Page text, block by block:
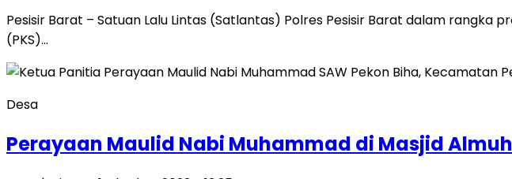
Pesisir Barat – Satuan Lalu Lintas (Satlantas) Polres Pesisir Barat dalam rangka
(PKS)…
Desa
Perayaan Maulid Nabi Muhammad di Masjid